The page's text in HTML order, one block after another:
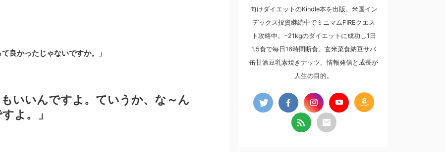
良かったじゃないですか。」
いいんですよ。ていうか、な～ん
よ。」
向けダイエットのKindle本を出版。米国イン
デックス投資継続中でミニマムFIREクエス
ト攻略中。−21kgのダイエットに成功し1日
1.5食で毎日16時間断食。玄米菜食納豆サバ
缶甘酒豆乳素焼きナッツ。情報発信と成長が
人生の目的。